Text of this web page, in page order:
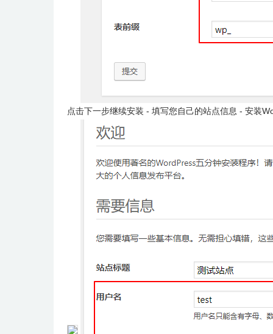
点击下一步继续安装 - 填写您自己的站点信息 - 安装